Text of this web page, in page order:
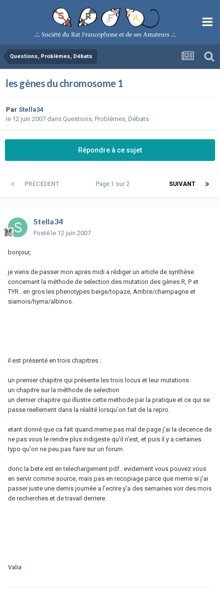
Questions, Problèmes, Débats
les gènes du chromosome 1
Par Stella34
le 12 juin 2007 dans Questions, Problèmes, Débats
Répondre à ce sujet
PRÉCÉDENT SUIVANT
Page 1 sur 2
Stella34
Posté le 12 juin 2007
bonjour,
je viens de passer mon apres midi a rédiger un article de synthèse
concernant la méthode de selection des mutation des gènes R, P et
TYR...en gros les phenotypes beige/topaze, Ambre/champagne et
siamois/hyma/albinos.
il est présenté en trois chapitres :
un premier chapitre qui présente les trois locus et leur mutations
un chapitre sur la méthode de selection
un dernier chapitre qui illustre cette methode par la pratique et ce qui se
passe reellement dans la réalité lorsqu'on fait de la repro.
etant donné que ca fait quand meme pas mal de page j'ai la decence de
ne pas vous le rendre plus indigeste qu'il n'est, et puis il y a certaines
typo qu'on ne peu pas faire sur un forum.
donc la bete est en telechargement pdf.. evidement vous pouvez vous
en servir comme source, mais pas en recopiage parce que meme si j'ai
passer juste une demis journée a l'ecrire y'a des semaines voir des mois
de recherches et de travail derriere.
Valia